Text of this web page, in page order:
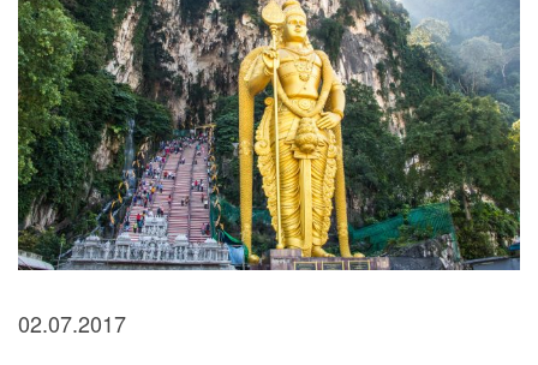
02.07.2017